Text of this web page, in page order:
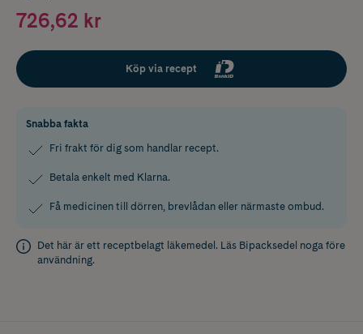
726,62 kr
Köp via recept
Snabba fakta
Fri frakt för dig som handlar recept.
Betala enkelt med Klarna.
Få medicinen till dörren, brevlådan eller närmaste ombud.
Det här är ett receptbelagt läkemedel. Läs Bipacksedel noga före
användning.